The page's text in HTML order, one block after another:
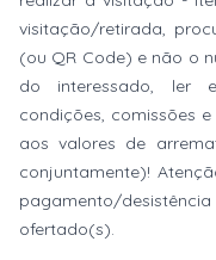
visitação/retirada,
(ou QR Code) e não o
do interessado, ler
condições, comissões
aos valores de
conjuntamente)!
pagamento/
ofertado(s).